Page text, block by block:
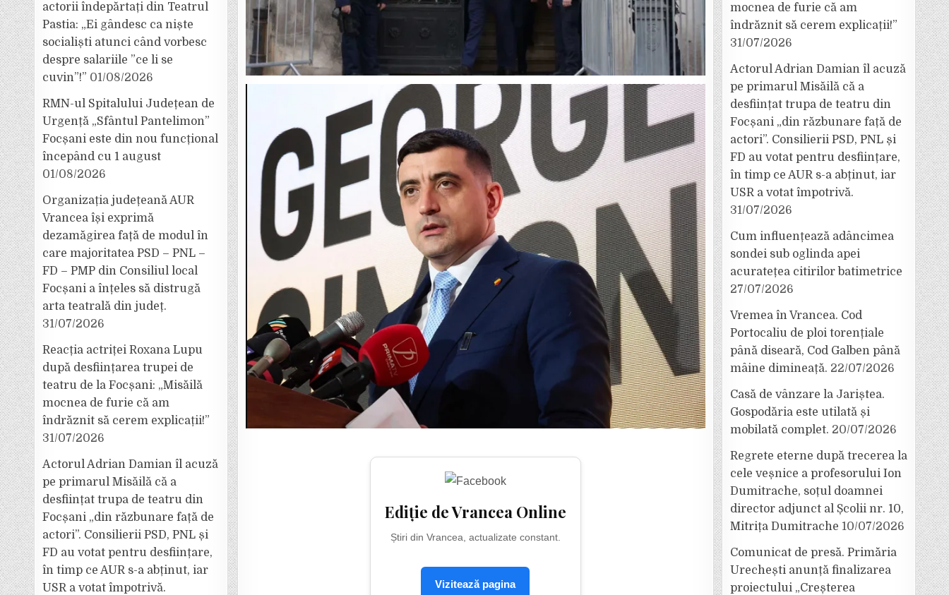
Ediție de Vrancea Online
Știri din Vrancea, actualizate constant.
Vizitează pagina
actorii îndepărtați din Teatrul
Pastia: „Ei gândesc ca niște
socialiști atunci când vorbesc
despre salariile ”ce li se
cuvin”!” 01/08/2026
RMN-ul Spitalului Județean de
Urgență „Sfântul Pantelimon”
Focșani este din nou funcțional
începând cu 1 august
01/08/2026
Organizația județeană AUR
Vrancea își exprimă
dezamăgirea față de modul în
care majoritatea PSD – PNL –
FD – PMP din Consiliul local
Focșani a înțeles să distrugă
arta teatrală din județ.
31/07/2026
Reacția actriței Roxana Lupu
după desființarea trupei de
teatru de la Focșani: „Misăilă
mocnea de furie că am
îndrăznit să cerem explicații!”
31/07/2026
Actorul Adrian Damian îl acuză
pe primarul Misăilă că a
desființat trupa de teatru din
Focșani „din răzbunare față de
actori”. Consilierii PSD, PNL și
FD au votat pentru desființare,
în timp ce AUR s-a abținut, iar
USR a votat împotrivă.
mocnea de furie că am
îndrăznit să cerem explicații!”
31/07/2026
Actorul Adrian Damian îl acuză
pe primarul Misăilă că a
desființat trupa de teatru din
Focșani „din răzbunare față de
actori”. Consilierii PSD, PNL și
FD au votat pentru desființare,
în timp ce AUR s-a abținut, iar
USR a votat împotrivă.
31/07/2026
Cum influențează adâncimea
sondei sub oglinda apei
acuratețea citirilor batimetrice
27/07/2026
Vremea în Vrancea. Cod
Portocaliu de ploi torențiale
până diseară, Cod Galben până
mâine dimineață. 22/07/2026
Casă de vânzare la Jariștea.
Gospodăria este utilată și
mobilată complet. 20/07/2026
Regrete eterne după trecerea la
cele veșnice a profesorului Ion
Dumitrache, soțul doamnei
director adjunct al Școlii nr. 10,
Mitrița Dumitrache 10/07/2026
Comunicat de presă. Primăria
Urechești anunță finalizarea
proiectului „Creșterea